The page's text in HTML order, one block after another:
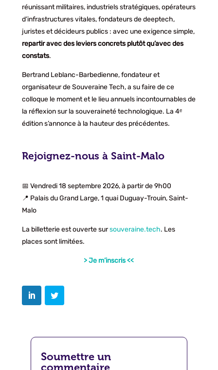
réunissant militaires, industriels stratégiques, opérateurs
d’infrastructures vitales, fondateurs de deeptech,
juristes et décideurs publics : avec une exigence simple,
repartir avec des leviers concrets plutôt qu’avec des
constats.
Bertrand Leblanc-Barbedienne, fondateur et
organisateur de Souveraine Tech, a su faire de ce
colloque le moment et le lieu annuels incontournables de
la réflexion sur la souveraineté technologique. La 4ᵉ
édition s’annonce à la hauteur des précédentes.
Rejoignez-nous à Saint-Malo
📅 Vendredi 18 septembre 2026, à partir de 9h00
📍 Palais du Grand Large, 1 quai Duguay-Trouin, Saint-
Malo
La billetterie est ouverte sursouveraine.tech. Les
places sont limitées.
> Je m’inscris <<
Soumettre un